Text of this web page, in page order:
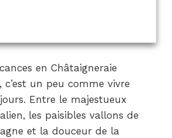
en Châtaigneraie
c’est un peu comme vivre
Entre le majestueux
les paisibles vallons de
et la douceur de la